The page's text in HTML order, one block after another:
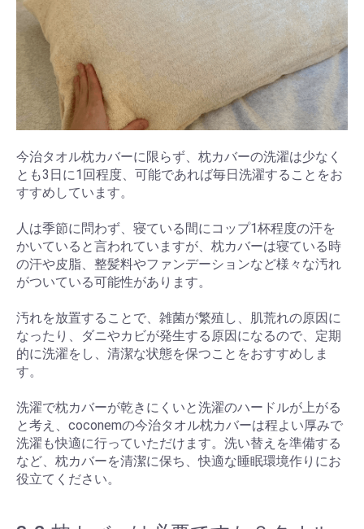
今治タオル枕カバーに限らず、枕カバーの洗濯は少なく
とも3日に1回程度、可能であれば毎日洗濯することをお
すすめしています。
人は季節に問わず、寝ている間にコップ1杯程度の汗を
かいていると言われていますが、枕カバーは寝ている時
の汗や皮脂、整髪料やファンデーションなど様々な汚れ
がついている可能性があります。
汚れを放置することで、雑菌が繁殖し、肌荒れの原因に
なったり、ダニやカビが発生する原因になるので、定期
的に洗濯をし、清潔な状態を保つことをおすすめしま
す。
洗濯で枕カバーが乾きにくいと洗濯のハードルが上がる
と考え、coconemの今治タオル枕カバーは程よい厚みで
洗濯も快適に行っていただけます。洗い替えを準備する
など、枕カバーを清潔に保ち、快適な睡眠環境作りにお
役立てください。